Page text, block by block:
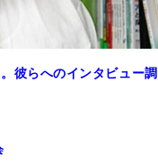
彼らへのインタビュー調